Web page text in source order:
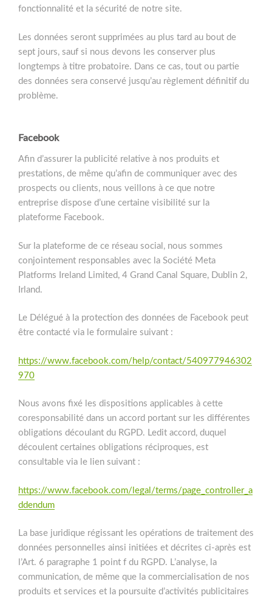
fonctionnalité et la sécurité de notre site.
Les données seront supprimées au plus tard au bout de
sept jours, sauf si nous devons les conserver plus
longtemps à titre probatoire. Dans ce cas, tout ou partie
des données sera conservé jusqu’au règlement définitif du
problème.
Facebook
Afin d’assurer la publicité relative à nos produits et
prestations, de même qu’afin de communiquer avec des
prospects ou clients, nous veillons à ce que notre
entreprise dispose d’une certaine visibilité sur la
plateforme Facebook.
Sur la plateforme de ce réseau social, nous sommes
conjointement responsables avec la Société Meta
Platforms Ireland Limited, 4 Grand Canal Square, Dublin 2,
Irland.
Le Délégué à la protection des données de Facebook peut
être contacté via le formulaire suivant :
https://www.facebook.com/help/contact/540977946302
970
Nous avons fixé les dispositions applicables à cette
coresponsabilité dans un accord portant sur les différentes
obligations découlant du RGPD. Ledit accord, duquel
découlent certaines obligations réciproques, est
consultable via le lien suivant :
https://www.facebook.com/legal/terms/page_controller_a
ddendum
La base juridique régissant les opérations de traitement des
données personnelles ainsi initiées et décrites ci-après est
l’Art. 6 paragraphe 1 point f du RGPD. L’analyse, la
communication, de même que la commercialisation de nos
produits et services et la poursuite d’activités publicitaires